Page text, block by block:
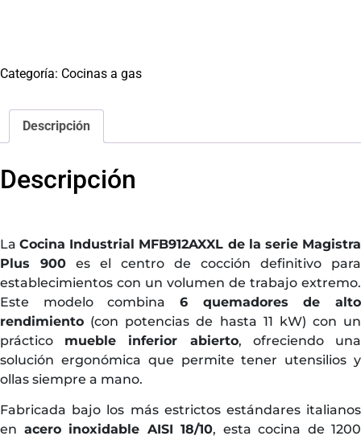
Categoría: Cocinas a gas
Descripción
Descripción
LaCocina Industrial MFB912AXXL de la serie Magistra
Plus 900 es el centro de cocción definitivo para
establecimientos con un volumen de trabajo extremo.
Este modelo combina 6 quemadores de alto
rendimiento (con potencias de hasta 11 kW) con un
práctico mueble inferior abierto, ofreciendo una
solución ergonómica que permite tener utensilios y
ollas siempre a mano.
Fabricada bajo los más estrictos estándares italianos
en acero inoxidable AISI 18/10, esta cocina de 1200